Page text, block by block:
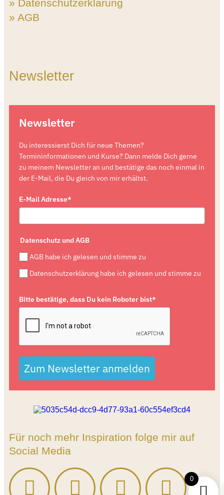
» Datenschutzerklärung
» AGB
Newsletter
Newsletter
Du interessierst Dich für neue Themen?
Termininformationen und Kurse? Dann melde Dich gerne
zu meinem Newsletter an und bestätige das noch einmal in
der E-Mail, die Du gleich von mir erhältst.
E-Mail Adresse*
Datenschutz und AGB
AGB habe ich gelesen und stimme zu
Datenschutzerklärung habe ich gelesen und stimme zu
Bitte bestätige, dass Du kein Roboter bist*
Zum Newsletter anmelden
Für noch mehr Inspiration folge mir auf
Social Media
0